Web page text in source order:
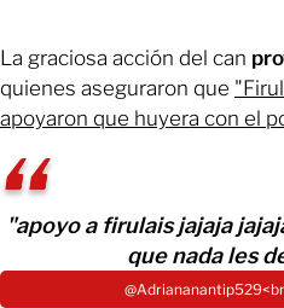
La graciosa acción del can
quienes aseguraron que
apoyaron que huyera con el
"apoyo a firulais jajaja
que nada les